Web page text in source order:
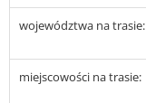
województwa na trasie:
miejscowości na trasie: